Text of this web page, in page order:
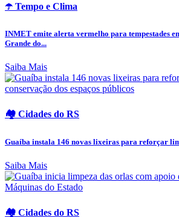
☂️ Tempo e Clima
INMET emite alerta vermelho para tempestades
Grande do...
Saiba Mais
🏘️ Cidades do RS
Guaíba instala 146 novas lixeiras para reforçar
Saiba Mais
🏘️ Cidades do RS